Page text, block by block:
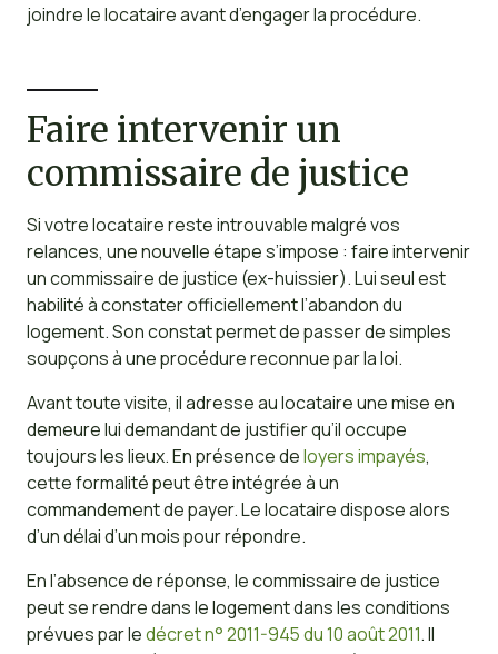
joindre le locataire avant d’engager la procédure.
Faire intervenir un
commissaire de justice
Si votre locataire reste introuvable malgré vos
relances, une nouvelle étape s’impose : faire intervenir
un commissaire de justice (ex-huissier). Lui seul est
habilité à constater officiellement l’abandon du
logement. Son constat permet de passer de simples
soupçons à une procédure reconnue par la loi.
Avant toute visite, il adresse au locataire une mise en
demeure lui demandant de justifier qu’il occupe
toujours les lieux. En présence deloyers impayés,
cette formalité peut être intégrée à un
commandement de payer. Le locataire dispose alors
d’un délai d’un mois pour répondre.
En l’absence de réponse, le commissaire de justice
peut se rendre dans le logement dans les conditions
prévues par ledécret n° 2011-945 du 10 août 2011. Il